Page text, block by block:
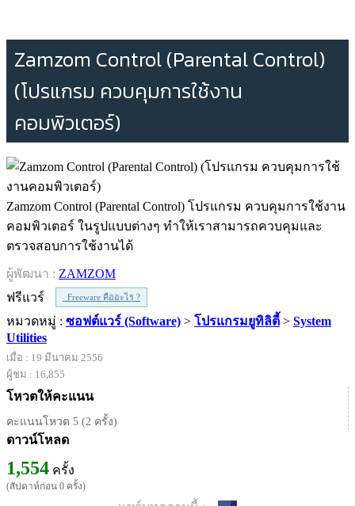
Zamzom Control (Parental Control)
(โปรแกรม ควบคุมการใช้งาน
คอมพิวเตอร์)
Zamzom Control (Parental Control) โปรแกรม ควบคุมการใช้งาน
คอมพิวเตอร์ ในรูปแบบต่างๆ ทำให้เราสามารถควบคุมและ
ตรวจสอบการใช้งานได้
ผู้พัฒนา : ZAMZOM
ฟรีแวร์
Freeware คืออะไร ?
หมวดหมู่ : ซอฟต์แวร์ (Software) > โปรแกรมยูทิลิตี้ > System
Utilities
เมื่อ : 19 มีนาคม 2556
ผู้ชม : 16,855
โหวตให้คะแนน
คะแนนโหวต 5 (2 ครั้ง)
ดาวน์โหลด
1,554 ครั้ง
(สัปดาห์ก่อน 0 ครั้ง)